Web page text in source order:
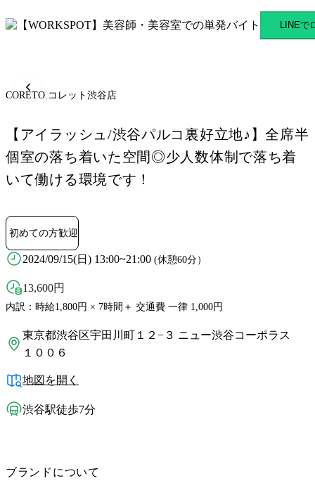
CORETO.コレット渋谷店 渋
LINEで
CORETO.コレット渋谷店
【アイラッシュ/渋谷パルコ裏好立地♪】全席半
個室の落ち着いた空間◎少人数体制で落ち着
いて働ける環境です！
初めての方歓迎
2024/09/15(日) 13:00~21:00 (休憩60分）
13,600円
内訳：時給1,800円 × 7時間＋ 交通費 一律 1,000円
東京都渋谷区宇田川町１２−３ ニュー渋谷コーポラス
１００６
地図を開く
渋谷駅徒歩7分
ブランドについて